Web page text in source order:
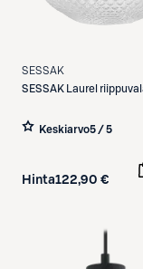
SESSAK
SESSAK
Laurel
Keskiarvo5 / 5
Hinta122,90 €